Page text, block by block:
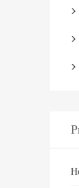


